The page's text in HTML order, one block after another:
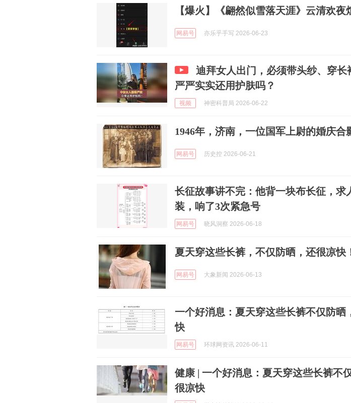
【爆火】《翩然似雪落天涯》云清欢夜
网易号 亦乐乎手写 2026-06-23
迪拜女人出门，必须带头纱、穿长
严严实实还用护肤吗？
视频 神密科普局 2026-06-22
1946年，济南，一位国军上尉的婚庆合
网易号 历史控 2026-06-21
长征故事讲不完：他背一块布长征，求
装，响了3次紧急号
网易号 晓风洞察 2026-06-18
夏天穿这些长裤，不仅防晒，还很凉快
网易号 大象新闻 2026-06-13
一个好消息：夏天穿这些长裤不仅防晒
快
网易号 环球网资讯 2026-06-11
健康 | 一个好消息：夏天穿这些长裤不
很凉快